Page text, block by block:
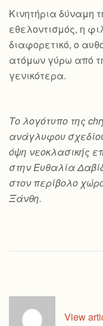
Κινητήρια δύναμη
εθελοντισμός, η
διαφορετικό, ο
ατόμων γύρω από
γενικότερα.
Το λογότυπο της
ανάγλυφου
όψη νεοκλασικής
στην Ευθαλία
στον περίβολο
Ξάνθη.
View